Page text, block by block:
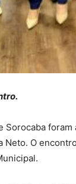
Sorocaba foram
Neto. O